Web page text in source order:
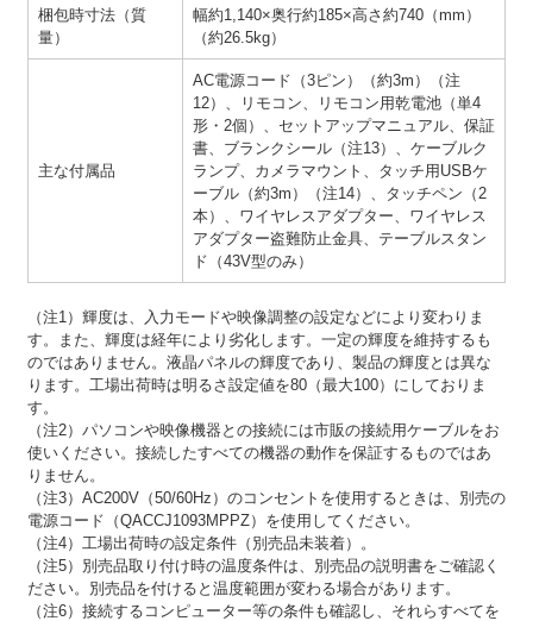
梱包時寸法（質
量）
幅約1,140×奥行約185×高さ約740（mm）
（約26.5kg）
主な付属品
AC電源コード（3ピン）（約3m）（注
12）、リモコン、リモコン用乾電池（単4
形・2個）、セットアップマニュアル、保証
書、ブランクシール（注13）、ケーブルク
ランプ、カメラマウント、タッチ用USBケ
ーブル（約3m）（注14）、タッチペン（2
本）、ワイヤレスアダプター、ワイヤレス
アダプター盗難防止金具、テーブルスタン
ド（43V型のみ）
（注1）輝度は、入力モードや映像調整の設定などにより変わりま
す。また、輝度は経年により劣化します。一定の輝度を維持するも
のではありません。液晶パネルの輝度であり、製品の輝度とは異な
ります。工場出荷時は明るさ設定値を80（最大100）にしておりま
す。
（注2）パソコンや映像機器との接続には市販の接続用ケーブルをお
使いください。接続したすべての機器の動作を保証するものではあ
りません。
（注3）AC200V（50/60Hz）のコンセントを使用するときは、別売の
電源コード（QACCJ1093MPPZ）を使用してください。
（注4）工場出荷時の設定条件（別売品未装着）。
（注5）別売品取り付け時の温度条件は、別売品の説明書をご確認く
ださい。別売品を付けると温度範囲が変わる場合があります。
（注6）接続するコンピューター等の条件も確認し、それらすべてを